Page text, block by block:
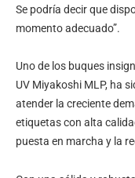
Se podría decir que
momento adecuado”.
Uno de los buques
UV Miyakoshi MLP, ha
atender la creciente
etiquetas con alta
puesta en marcha y la